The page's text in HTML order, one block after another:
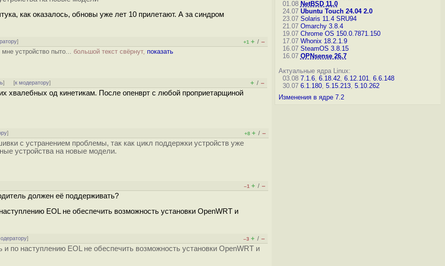
как оказалось, обновы уже лет 10 прилетают. А за синдром
] +1 + / –
устройство пыто... большой текст свёрнут, показать
] [к модератору] + / –
хвалебных од кинетикам. После опенврт с любой проприетарщиной
] +8 + / –
с устранением проблемы, так как цикл поддержки устройств уже
устройства на новые модели.
–1 + / –
должен её поддерживать?
EOL не обеспечить возможность установки OpenWRT и
] –3 + / –
по наступлению EOL не обеспечить возможность установки OpenWRT и
01.08 NetBSD 11.0
24.07 Ubuntu Touch 24.04 2.0
23.07 Solaris 11.4 SRU94
21.07 Omarchy 3.8.4
19.07 Chrome OS 150.0.7871.150
17.07 Whonix 18.2.1.9
16.07 SteamOS 3.8.15
16.07 OPNsense 26.7
Актуальные ядра Linux:
03.08 7.1.6, 6.18.42, 6.12.101, 6.6.148
30.07 6.1.180, 5.15.213, 5.10.262
Изменения в ядре 7.2